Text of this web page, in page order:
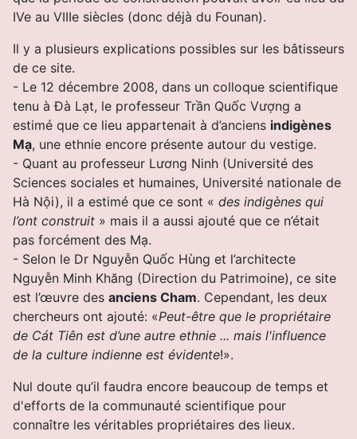
IVe au VIIIe siècles (donc déjà du Founan).
Il y a plusieurs explications possibles sur les bâtisseurs
de ce site.
- Le 12 décembre 2008, dans un colloque scientifique
tenu à Đà Lạt, le professeur Trần Quốc Vượng a
estimé que ce lieu appartenait à d’anciens indigènes
Mạ, une ethnie encore présente autour du vestige.
- Quant au professeur Lương Ninh (Université des
Sciences sociales et humaines, Université nationale de
Hà Nội), il a estimé que ce sont « des indigènes qui
l’ont construit » mais il a aussi ajouté que ce n’était
pas forcément des Mạ.
- Selon le Dr Nguyễn Quốc Hùng et l’architecte
Nguyễn Minh Khăng (Direction du Patrimoine), ce site
est l’œuvre des anciens Cham. Cependant, les deux
chercheurs ont ajouté: «Peut-être que le propriétaire
de Cát Tiên est d’une autre ethnie ... mais l'influence
de la culture indienne est évidente!».
Nul doute qu’il faudra encore beaucoup de temps et
d'efforts de la communauté scientifique pour
connaître les véritables propriétaires des lieux.